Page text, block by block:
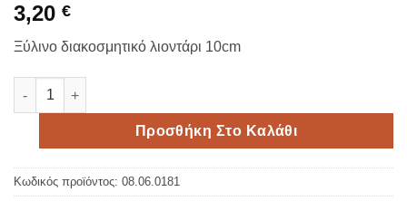
3,20 €
Ξύλινο διακοσμητικό λιοντάρι 10cm
Ξύλινο διακοσμητικό λιονταράκι 10cm ποσότητα
Προσθήκη Στο Καλάθι
Κωδικός προϊόντος: 08.06.0181